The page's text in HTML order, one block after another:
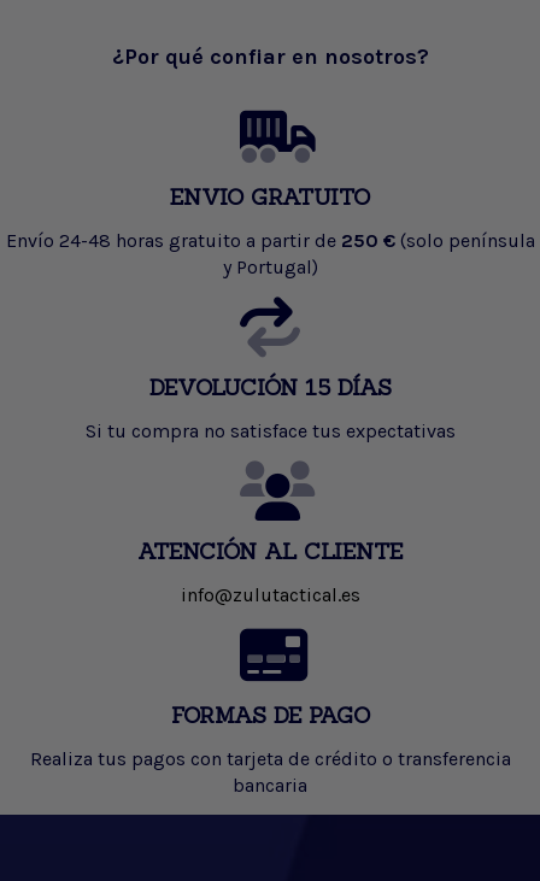
¿Por qué confiar en nosotros?
ENVIO GRATUITO
Envío 24-48 horas gratuito a partir de 250 € (solo península
y Portugal)
DEVOLUCIÓN 15 DÍAS
Si tu compra no satisface tus expectativas
ATENCIÓN AL CLIENTE
info@zulutactical.es
FORMAS DE PAGO
Realiza tus pagos con tarjeta de crédito o transferencia
bancaria